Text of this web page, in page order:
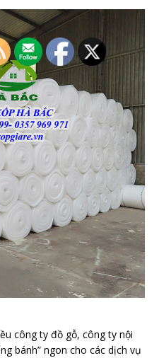
công ty đồ gỗ, công ty nội
bánh” ngon cho các dịch vụ